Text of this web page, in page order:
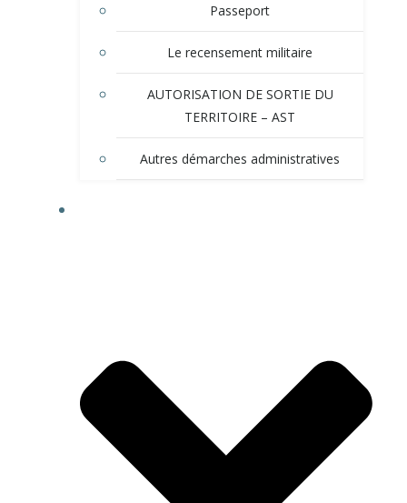
Passeport
Le recensement militaire
AUTORISATION DE SORTIE DU
TERRITOIRE – AST
Autres démarches administratives